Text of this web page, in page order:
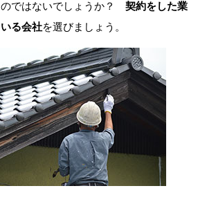
ではないでしょうか？ 契約をした業
る会社を選びましょう。